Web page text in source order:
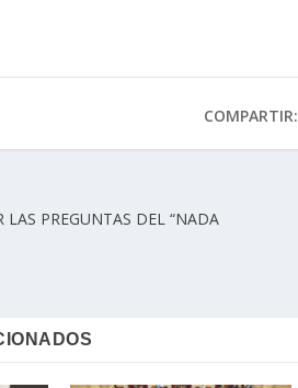
COMPARTIR:
LAS PREGUNTAS DEL “NADA